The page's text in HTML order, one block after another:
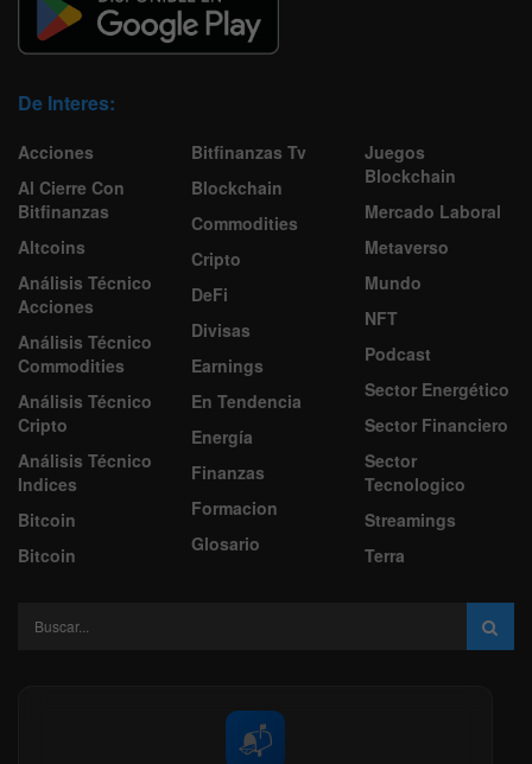
De Interes:
Acciones
Al Cierre Con
Bitfinanzas
Altcoins
Análisis Técnico
Acciones
Análisis Técnico
Commodities
Análisis Técnico
Cripto
Análisis Técnico
Indices
Bitcoin
Bitcoin
Bitfinanzas Tv
Blockchain
Commodities
Cripto
DeFi
Divisas
Earnings
En Tendencia
Energía
Finanzas
Formacion
Glosario
Juegos
Blockchain
Mercado Laboral
Metaverso
Mundo
NFT
Podcast
Sector Energético
Sector Financiero
Sector
Tecnologico
Streamings
Terra
📬